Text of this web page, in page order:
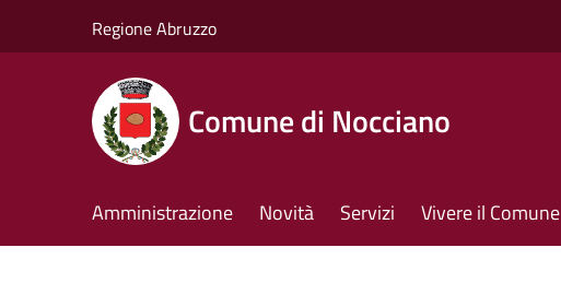
Regione Abruzzo
Comune di Nocciano
Amministrazione Novità Servizi Vivere il Comune